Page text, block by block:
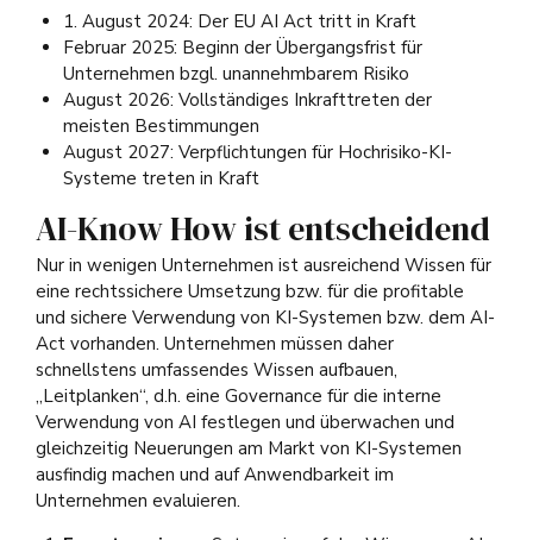
1. August 2024: Der EU AI Act tritt in Kraft
Februar 2025: Beginn der Übergangsfrist für
Unternehmen bzgl. unannehmbarem Risiko
August 2026: Vollständiges Inkrafttreten der
meisten Bestimmungen
August 2027: Verpflichtungen für Hochrisiko-KI-
Systeme treten in Kraft
AI-Know How ist entscheidend
Nur in wenigen Unternehmen ist ausreichend Wissen für
eine rechtssichere Umsetzung bzw. für die profitable
und sichere Verwendung von KI-Systemen bzw. dem AI-
Act vorhanden. Unternehmen müssen daher
schnellstens umfassendes Wissen aufbauen,
„Leitplanken“, d.h. eine Governance für die interne
Verwendung von AI festlegen und überwachen und
gleichzeitig Neuerungen am Markt von KI-Systemen
ausfindig machen und auf Anwendbarkeit im
Unternehmen evaluieren.